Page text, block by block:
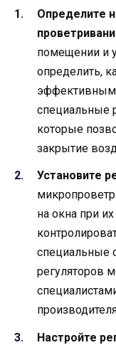
Определите
помещении и
определить,
специальные
которые
закрытие
Установите
на окна при
специальные
регуляторов
Настройте